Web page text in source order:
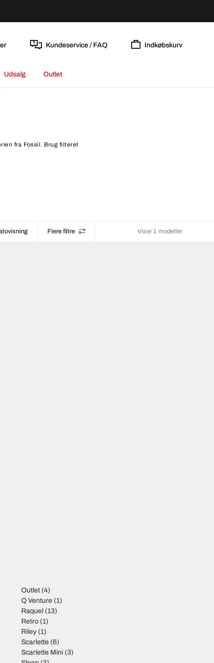
Kundeservice / FAQ Indkøbskurv
Udsalg Outlet
fra Fossil. Brug filteret
Flere filtre Viser 1 modeller
Outlet (4)
Q Venture (1)
Raquel (13)
Retro (1)
Riley (1)
Scarlette (6)
Scarlette Mini (3)